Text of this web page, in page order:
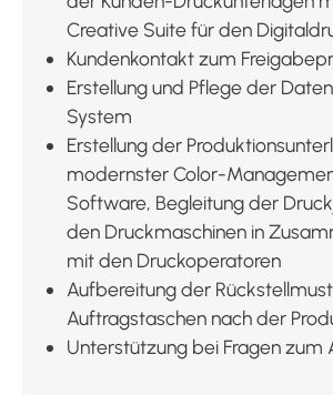
Creative Suite für den
Kundenkontakt zum
Erstellung und Pflege der Daten
System
Erstellung der
modernster Color-
Software, Begleitung der
den Druckmaschinen in
mit den Druckoperatoren
Aufbereitung der
Auftragstaschen nach der
Unterstützung bei Fragen zum